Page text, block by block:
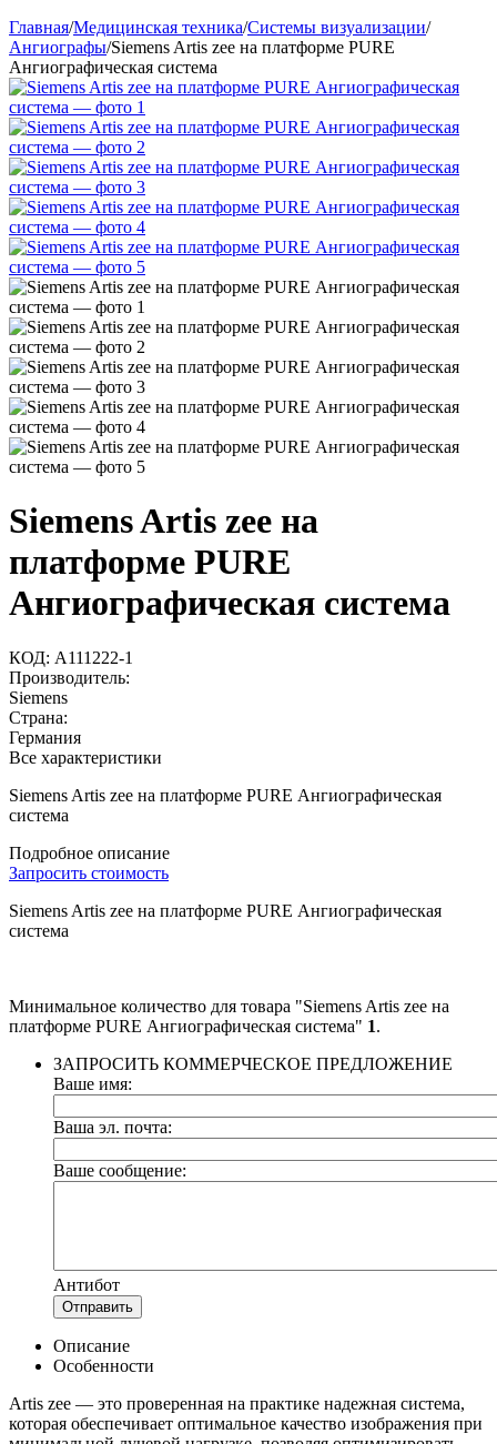
Главная/Медицинская техника/Системы визуализации/
Ангиографы/Siemens Artis zee на платформе PURE
Ангиографическая система
Siemens Artis zee на
платформе PURE
Ангиографическая система
КОД: A111222-1
Производитель:
Siemens
Страна:
Германия
Все характеристики
Siemens Artis zee на платформе PURE Ангиографическая
система
Подробное описание
Запросить стоимость
Siemens Artis zee на платформе PURE Ангиографическая
система
Минимальное количество для товара "Siemens Artis zee на
платформе PURE Ангиографическая система" 1.
ЗАПРОСИТЬ КОММЕРЧЕСКОЕ ПРЕДЛОЖЕНИЕ
Ваше имя:
Ваша эл. почта:
Ваше сообщение:
Антибот
Отправить
Описание
Особенности
Artis zee — это проверенная на практике надежная система,
которая обеспечивает оптимальное качество изображения при